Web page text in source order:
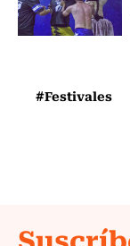
#Festivales